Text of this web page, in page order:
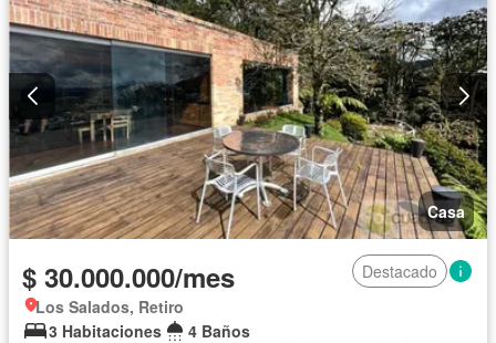
Casa
$ 30.000.000/mes
Destacado
Los Salados, Retiro
3 Habitaciones
4 Baños